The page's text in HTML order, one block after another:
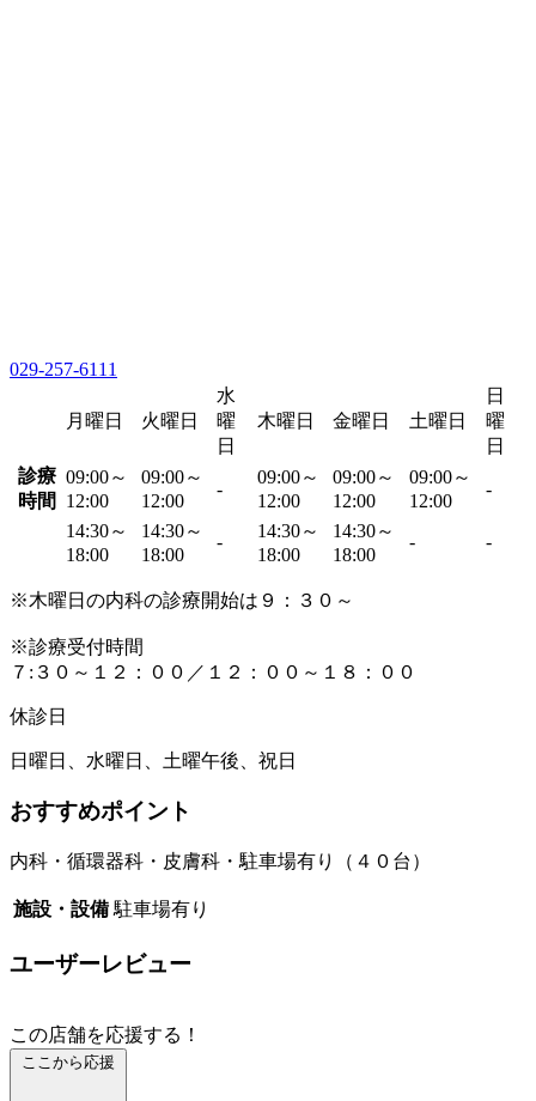
029-257-6111
月曜日 火曜日
水
曜
日
木曜日 金曜日 土曜日
日
曜
日
診療
時間
09:00～
12:00
09:00～
12:00
-
09:00～
12:00
09:00～
12:00
09:00～
12:00
-
14:30～
18:00
14:30～
18:00
-
14:30～
18:00
14:30～
18:00
- -
※木曜日の内科の診療開始は９：３０～
※診療受付時間
７:３０～１２：００／１２：００～１８：００
休診日
日曜日、水曜日、土曜午後、祝日
おすすめポイント
内科・循環器科・皮膚科・駐車場有り（４０台）
施設・設備 駐車場有り
ユーザーレビュー
この店舗を応援する！
ここから応援